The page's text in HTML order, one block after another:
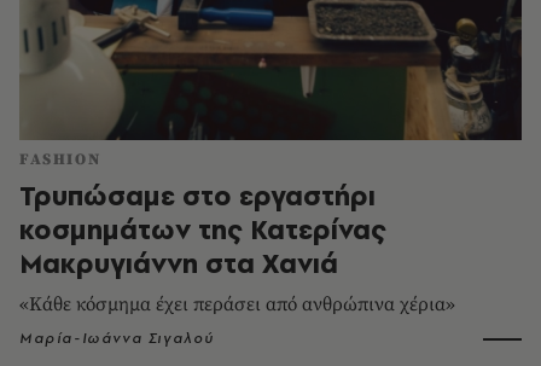
FASHION
Τρυπώσαμε στο εργαστήρι
κοσμημάτων της Κατερίνας
Μακρυγιάννη στα Χανιά
«Κάθε κόσμημα έχει περάσει από ανθρώπινα χέρια»
Μαρία-Ιωάννα Σιγαλού